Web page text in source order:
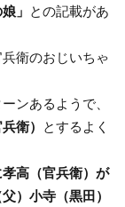
」 との記載があ
衛のおじいちゃ
ンあるようで、
衛）
とするよく
高（官兵衛）が
）小寺（黒田）